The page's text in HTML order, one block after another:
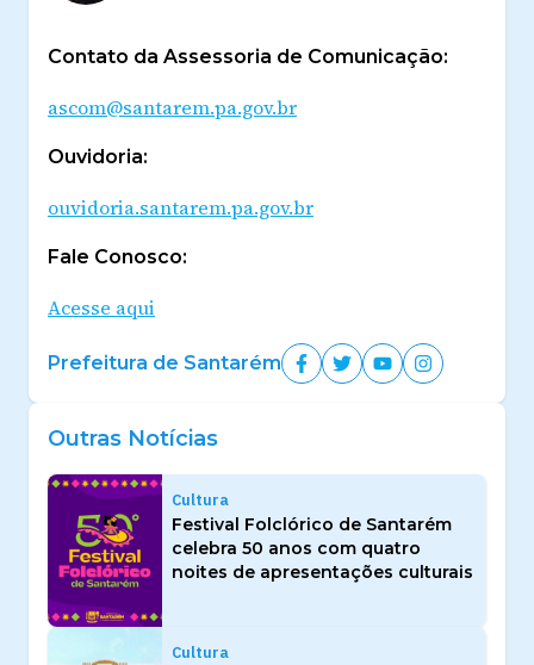
Contato da Assessoria de Comunicação:
ascom@santarem.pa.gov.br
Ouvidoria:
ouvidoria.santarem.pa.gov.br
Fale Conosco:
Acesse aqui
Prefeitura de Santarém
Outras Notícias
Cultura
Festival Folclórico de Santarém
celebra 50 anos com quatro
noites de apresentações culturais
Cultura